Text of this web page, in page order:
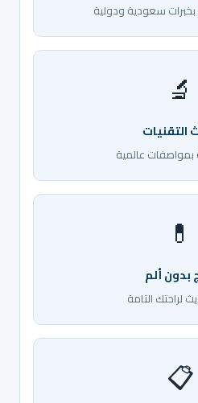
سعودية ودولية
🔬
التقنيات
بمواصفات عالمية
💊
بدون ألم
لراحتك التامة
📋